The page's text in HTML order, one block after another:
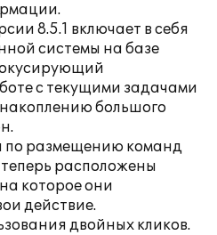
8.5.1 включает в себя
системы на базе
с текущими задачами
большого
по размещению команд
расположены
которое они
действие.
двойных кликов.